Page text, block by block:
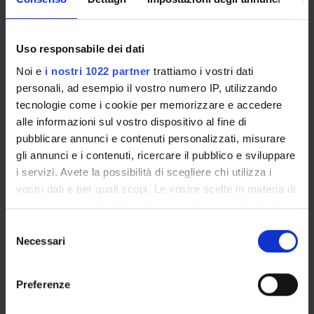
Uso responsabile dei dati
Noi e i nostri 1022 partner trattiamo i vostri dati
personali, ad esempio il vostro numero IP, utilizzando
tecnologie come i cookie per memorizzare e accedere
alle informazioni sul vostro dispositivo al fine di
pubblicare annunci e contenuti personalizzati, misurare
gli annunci e i contenuti, ricercare il pubblico e sviluppare
i servizi. Avete la possibilità di scegliere chi utilizza i
vostri dati e per quali scopi. Le vostre scelte in materia di
privacy sono applicabili solo su questa proprietà digitale
modificare o revocare il proprio consenso in qualsiasi
momento dalla Dichiarazione sui cookie o facendo clic
delNecessari
Preferenze
Finanziamento:
PARTECIPANTI AL PROGETTO
Giorgio Erle
Professore associato
Laura Moretti
Cultore della materia
Ricercatore